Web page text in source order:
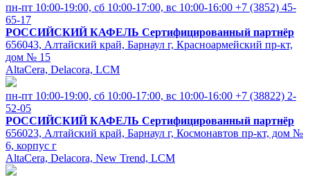
пн-пт 10:00-19:00, cб 10:00-17:00, вс 10:00-16:00 +7 (3852) 45-
65-17
РОССИЙСКИЙ КАФЕЛЬ Сертифицированный партнёр
656043, Алтайский край, Барнаул г, Красноармейский пр-кт,
дом № 15
AltaCera, Delacora, LCM
пн-пт 10:00-19:00, cб 10:00-17:00, вс 10:00-16:00 +7 (38822) 2-
52-05
РОССИЙСКИЙ КАФЕЛЬ Сертифицированный партнёр
656023, Алтайский край, Барнаул г, Космонавтов пр-кт, дом №
6, корпус г
AltaCera, Delacora, New Trend, LCM